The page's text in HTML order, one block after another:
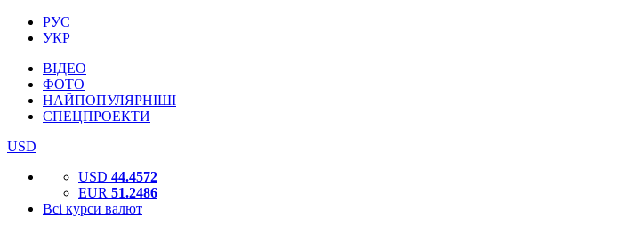
РУС
УКР
ВІДЕО
ФОТО
НАЙПОПУЛЯРНІШІ
СПЕЦПРОЕКТИ
USD
USD 44.4572
EUR 51.2486
Всі курси валют